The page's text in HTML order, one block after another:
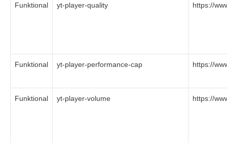
Funktional yt-player-quality https://
Funktional yt-player-performance-cap https://
Funktional yt-player-volume https://